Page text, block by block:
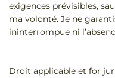
exigences prévisibles,
ma volonté. Je ne
ininterrompue ni
Droit applicable et for